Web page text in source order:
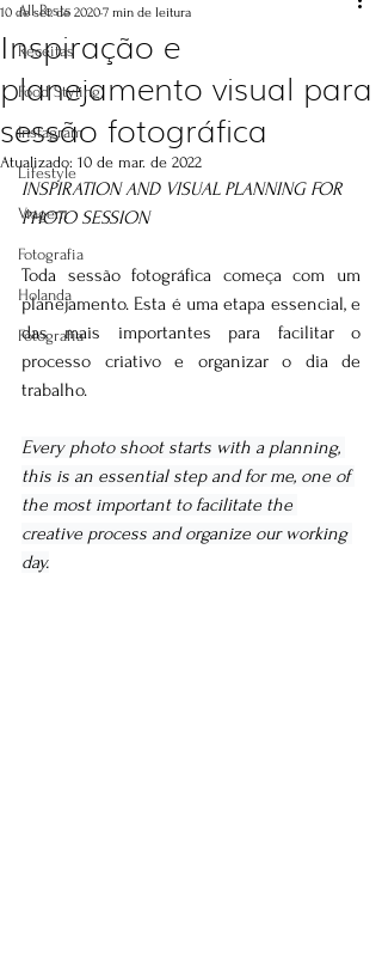
All Posts
Receitas
Food Styling
Instagram
Lifestyle
Viagem
Fotografia
Holanda
Fotografia
Inspiração e
planejamento visual para
sessão fotográfica
10 de set. de 20207 min de leitura
Atualizado: 10 de mar. de 2022
INSPIRATION AND VISUAL PLANNING FOR
PHOTO SESSION
Toda sessão fotográfica começa com um
planejamento. Esta é uma etapa essencial, e
das mais importantes para facilitar o
processo criativo e organizar o dia de
trabalho.
Every photo shoot starts with a planning,
this is an essential step and for me, one of
the most important to facilitate the
creative process and organize our working
day.